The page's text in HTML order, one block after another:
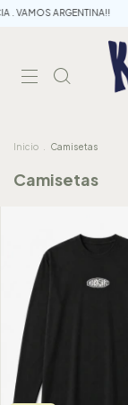
. VAMOS ARGENTINA!!
Inicio Camisetas
Camisetas